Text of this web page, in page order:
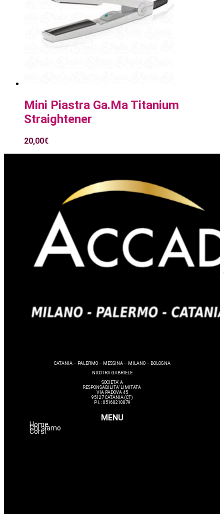
Mini Piastra Ga.Ma Titanium
Straightener
20,00€
CATANIA – PALERMO – MESSINA – MILANO – BOLOGNA
NICOTRA GABRIELE
SOCIETA’ A
RESPONSABILITA’ LIMITATA
VIA PADOVA 45
95127 CATANIA (CT)
P.I. : 05168210879
MENU
Home
Chi siamo
Corsi